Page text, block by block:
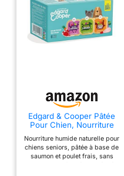
Edgard & Cooper Pâtée
Pour Chien, Nourriture
(Multipack 6x100g
Poulet, Agneau & Gibier),
Viande Fraîche et
Nourriture humide naturelle pour
chiens seniors, pâtée à base de
saumon et poulet frais, sans